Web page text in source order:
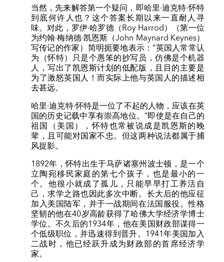
当然，先来解答第一个疑问，即哈里·迪克特·怀特
到底何许人也？这个答案长期以来一直耐人寻
味。对此，罗伊·哈罗德（Roy Harrod）（第一位
为约翰·梅纳德·凯恩斯（John Maynard Keynes）
写传记的作家）简明扼要地表示：“英国人常常认
为（怀特）只是个愚笨的抄写员，仿佛是个机器
人，写出了凯恩斯计划的低配版，且目的主要是
为了激怒英国人！而实际上他与英国人的描述相
去甚远。
哈里·迪克特·怀特是一位了不起的人物，应该在英
国的历史记载中享有崇高地位。”即使是在自己的
祖国（美国），怀特也常被说成是凯恩斯的晚
辈，且可能对国家不忠。但这两种说法都属于捕
风捉影。
1892年，怀特出生于马萨诸塞州波士顿，是一个
立陶宛移民家庭的第七个孩子，也是最小的一
个。他很小就成了孤儿，只能早早打工养活自
己，求学之路也因此多次中断。长大后的他应征
加入美国陆军，并于一战期间在法国服役。性格
坚韧的他在40岁高龄获得了哈佛大学经济学博士
学位。不久后的1934年，他在美国财政部谋得一
个低级职位，并迅速得到晋升。1941年美国加入
二战时，他已经跃升成为财政部的首席经济学
家。